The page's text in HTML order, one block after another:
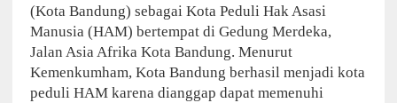
(Kota Bandung) sebagai Kota Peduli Hak Asasi
Manusia (HAM) bertempat di Gedung Merdeka,
Jalan Asia Afrika Kota Bandung. Menurut
Kemenkumham, Kota Bandung berhasil menjadi kota
peduli HAM karena dianggap dapat memenuhi